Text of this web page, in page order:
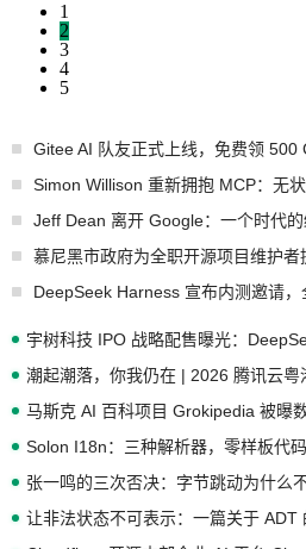
1
2
3
4
5
Gitee AI 队友正式上线，免费领 500
Simon Willison 重新拥抱 MCP：无
Jeff Dean 离开 Google：一个时代
慕尼黑市政府为全职开源项目维护者
潮起潮落，你我仍在 | 2026 腾讯云
马斯克 AI 百科项目 Grokipedia 被曝
Solon I18n：三种解析器，零样板代码
张一鸣的三次否决：字节跳动为什么
让非法状态不可表示：一篇关于 ADT